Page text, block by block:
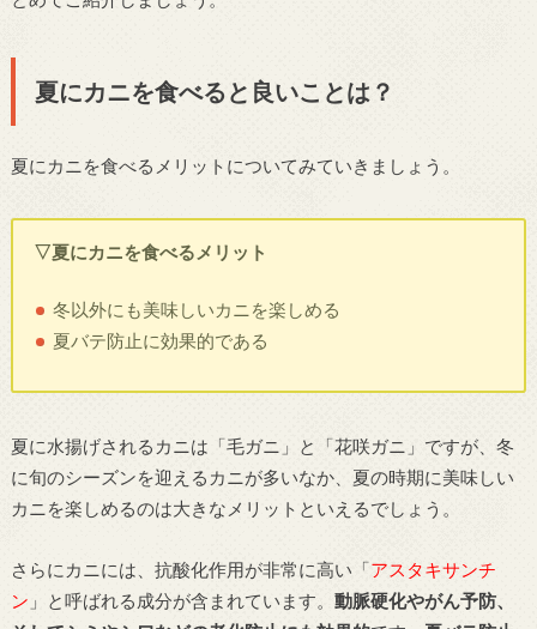
夏にカニを食べると良いことは？
夏にカニを食べるメリットについてみていきましょう。
▽夏にカニを食べるメリット
冬以外にも美味しいカニを楽しめる
夏バテ防止に効果的である
夏に水揚げされるカニは「毛ガニ」と「花咲ガニ」ですが、冬
に旬のシーズンを迎えるカニが多いなか、夏の時期に美味しい
カニを楽しめるのは大きなメリットといえるでしょう。
さらにカニには、抗酸化作用が非常に高い「アスタキサンチ
ン 」と呼ばれる成分が含まれています。 動脈硬化やがん予防、